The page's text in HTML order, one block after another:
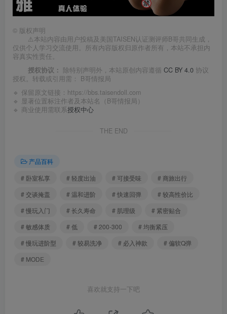
© 版权声明
⚠️本站内容由用户投稿及美国TAISEN认证测评师B哥共同生成，
仅供个人学习交流使用。所有内容版权归原作者所有，本站不承担内
容真实性责任。
授权协议： 除特别声明外，本站原创内容遵循 CC BY 4.0 协议
授权。转载或引用需： B哥情报局
🔹 保留原文链接： https://bbs.taisendoll.com
🔹 显著位置标注作者及本站名（B哥情报局）
🔹 商业使用需联系授权中心
THE END
产品百科
# 卧室私享
# 轻度出油 # 可接受味
# 商旅出行
# 交谈掩盖
# 温和进阶 # 快速回弹
# 较高性价比
# 慢玩入门
# 长久寿命 # 肌理级
# 紧密贴合
# 敏感体质
# 低 # 200-300
# 均衡紧压
# 慢玩进阶型
# 较易洗净 # 必入神款
# 偏软Q弹
# MODE
喜欢就支持一下吧